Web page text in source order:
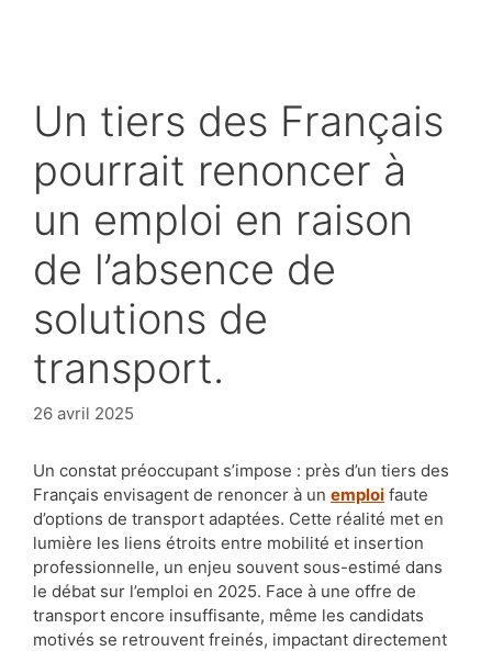
Un tiers des Français
pourrait renoncer à
un emploi en raison
de l’absence de
solutions de
transport.
26 avril 2025
Un constat préoccupant s’impose : près d’un tiers des
Français envisagent de renoncer à un emploi faute
d’options de transport adaptées. Cette réalité met en
lumière les liens étroits entre mobilité et insertion
professionnelle, un enjeu souvent sous-estimé dans
le débat sur l’emploi en 2025. Face à une offre de
transport encore insuffisante, même les candidats
motivés se retrouvent freinés, impactant directement